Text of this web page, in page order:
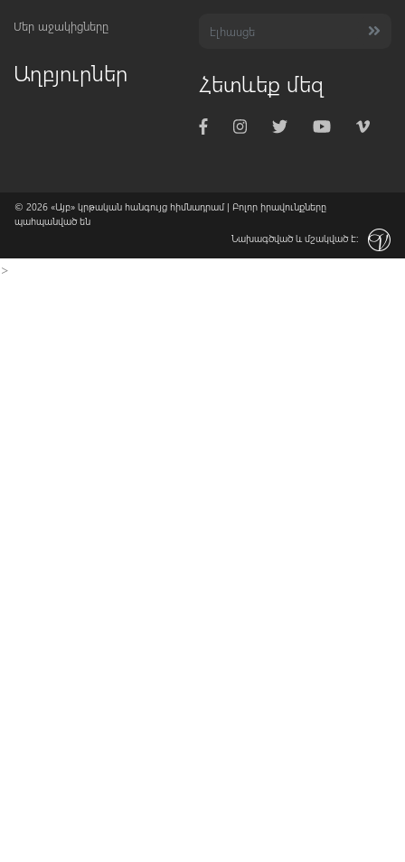
Մեր աջակիցները
Աղբյուրներ Հետևեք մեզ
© 2026 «Այբ» կրթական հանգույց հիմնադրամ| Բոլոր իրավունքները
պահպանված են
Նախագծված և մշակված է:
>